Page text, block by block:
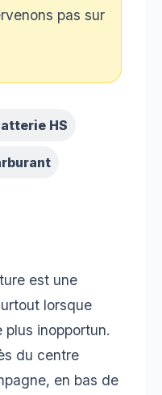
pas sur
HS
est une
lorsque
plus inopportun.
du centre
en bas de